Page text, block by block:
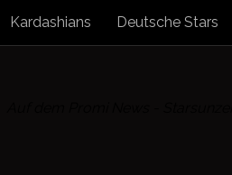
Kardashians Deutsche Stars